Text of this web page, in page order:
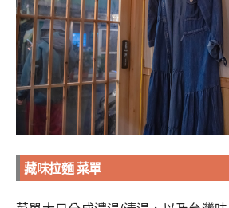
藏味拉麵 菜單